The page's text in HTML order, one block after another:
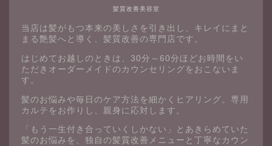
髪質改善美容室
当店は髪がもつ本来の美しさを引き出し、キレイにまと
まる艶髪へと導く、髪質改善の専門店です。
はじめてお越しのときは、30分～60分ほどお時間をい
ただきオーダーメイドのカウンセリングをおこないま
す。
髪のお悩みや毎日のケア方法を細かくヒアリング。専用
カルテをお作りし、親身に応対します。
「もう一生付き合っていくしかない」とあきらめていた
髪のお悩みを、独自の髪質改善メニューと丁寧なカウン